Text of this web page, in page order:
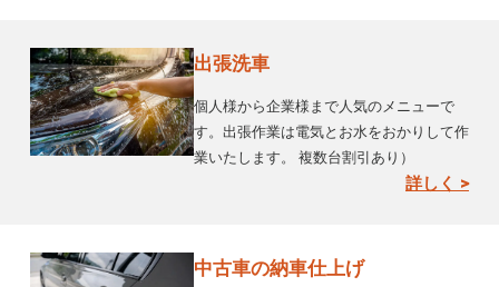
出張洗車
個人様から企業様まで人気のメニューで
す。出張作業は電気とお水をおかりして作
業いたします。 複数台割引あり）
詳しく >
中古車の納車仕上げ